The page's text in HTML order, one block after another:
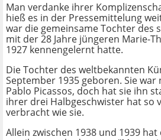
Man verdanke ihrer
hieß es in der Pressemittelung
war die gemeinsame Tochter des
mit der 28 Jahre jüngeren Marie-
1927 kennengelernt hatte.
Die Tochter des weltbekannten
September 1935 geboren. Sie
Pablo Picassos, doch hat sie ihn
ihrer drei Halbgeschwister hat so
verbracht wie sie.
Allein zwischen 1938 und 1939